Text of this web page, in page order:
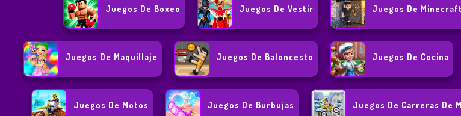
Juegos De Boxeo Juegos De Vestir Juegos De Minecraft
Juegos De Maquillaje Juegos De Baloncesto Juegos De Cocina
Juegos De Motos Juegos De Burbujas Juegos De Carreras De